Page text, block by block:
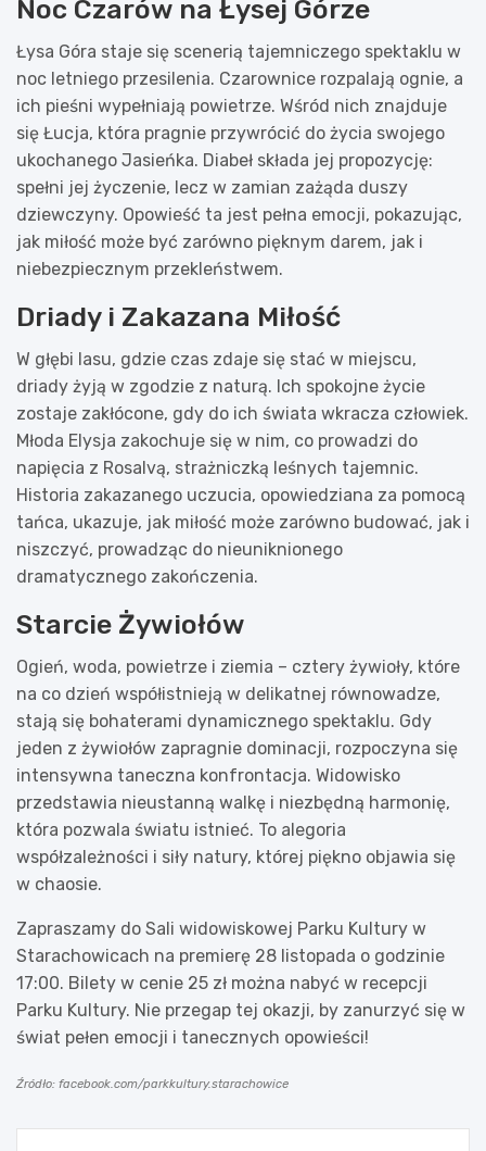
Noc Czarów na Łysej Górze
Łysa Góra staje się scenerią tajemniczego spektaklu w
noc letniego przesilenia. Czarownice rozpalają ognie, a
ich pieśni wypełniają powietrze. Wśród nich znajduje
się Łucja, która pragnie przywrócić do życia swojego
ukochanego Jasieńka. Diabeł składa jej propozycję:
spełni jej życzenie, lecz w zamian zażąda duszy
dziewczyny. Opowieść ta jest pełna emocji, pokazując,
jak miłość może być zarówno pięknym darem, jak i
niebezpiecznym przekleństwem.
Driady i Zakazana Miłość
W głębi lasu, gdzie czas zdaje się stać w miejscu,
driady żyją w zgodzie z naturą. Ich spokojne życie
zostaje zakłócone, gdy do ich świata wkracza człowiek.
Młoda Elysja zakochuje się w nim, co prowadzi do
napięcia z Rosalvą, strażniczką leśnych tajemnic.
Historia zakazanego uczucia, opowiedziana za pomocą
tańca, ukazuje, jak miłość może zarówno budować, jak i
niszczyć, prowadząc do nieuniknionego
dramatycznego zakończenia.
Starcie Żywiołów
Ogień, woda, powietrze i ziemia – cztery żywioły, które
na co dzień współistnieją w delikatnej równowadze,
stają się bohaterami dynamicznego spektaklu. Gdy
jeden z żywiołów zapragnie dominacji, rozpoczyna się
intensywna taneczna konfrontacja. Widowisko
przedstawia nieustanną walkę i niezbędną harmonię,
która pozwala światu istnieć. To alegoria
współzależności i siły natury, której piękno objawia się
w chaosie.
Zapraszamy do Sali widowiskowej Parku Kultury w
Starachowicach na premierę 28 listopada o godzinie
17:00. Bilety w cenie 25 zł można nabyć w recepcji
Parku Kultury. Nie przegap tej okazji, by zanurzyć się w
świat pełen emocji i tanecznych opowieści!
Źródło: facebook.com/parkkultury.starachowice